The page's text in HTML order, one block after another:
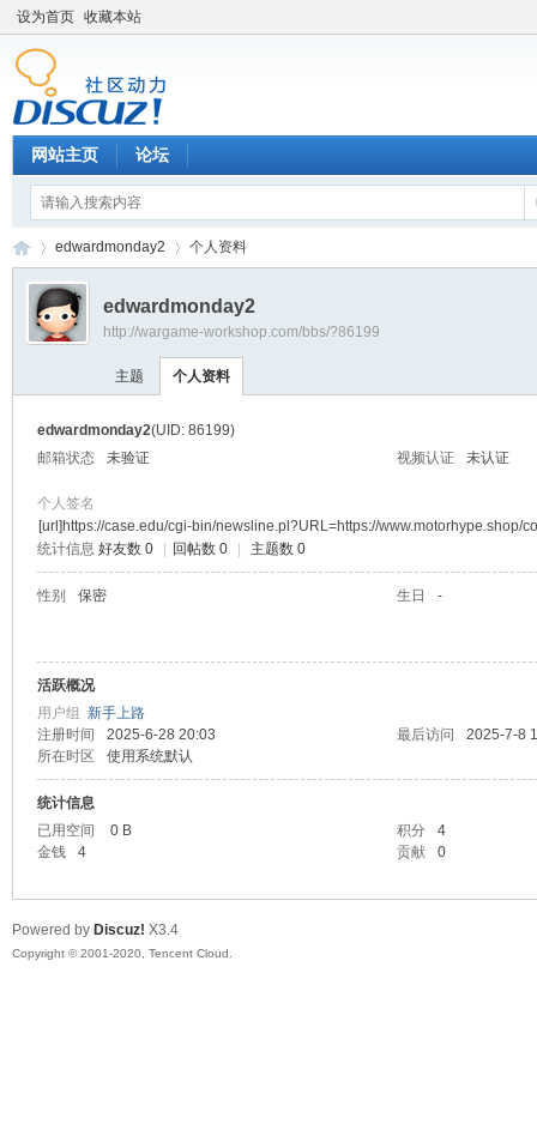
设为首页 收藏本站
网站主页 论坛
›
edwardmonday2 个人资料
edwardmonday2
http://wargame-workshop.com/bbs/?86199
主题 个人资料
edwardmonday2(UID: 86199)
邮箱状态
未验证 视频认证 未认证
个人签名
[url]https://case.edu/cgi-bin/newsline.pl?URL=https://www.motorhype.shop/
统计信息 好友数 0 回帖数 0 主题数 0
性别 保密 生日 -
活跃概况
用户组 新手上路
注册时间
2025-6-28 20:03 最后访问
2025-7-8
所在时区
使用系统默认
统计信息
已用空间
0 B 积分
4
金钱
4 贡献 0
Powered by Discuz! X3.4
Copyright © 2001-2020, Tencent Cloud.